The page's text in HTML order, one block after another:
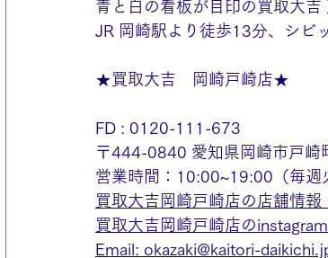
青と白の看板が目印の買取大吉
JR 岡崎駅より徒歩13分、シビ
★買取大吉　岡崎戸崎店★
FD : 0120-111-673
〒444-0840 愛知県岡崎市戸崎
営業時間：10:00~19:00（毎週
買取大吉岡崎戸崎店の店舗情報
買取大吉岡崎戸崎店のinstagram
Email: okazaki@kaitori-